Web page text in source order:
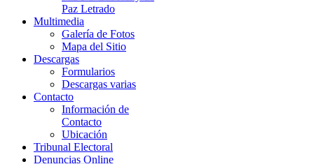
Paz Letrado
Multimedia
Galería de Fotos
Mapa del Sitio
Descargas
Formularios
Descargas varias
Contacto
Información de
Contacto
Ubicación
Tribunal Electoral
Denuncias Online